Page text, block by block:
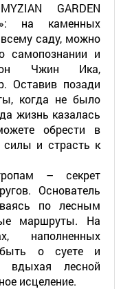
GARDEN
на каменных
саду, можно
самопознании и
Чжин Ика,
Оставив позади
когда не было
жизнь казалась
обрести в
силы и страсть к
– секрет
Основатель
по лесным
маршруты. На
наполненных
о суете и
вдыхая лесной
исцеление.